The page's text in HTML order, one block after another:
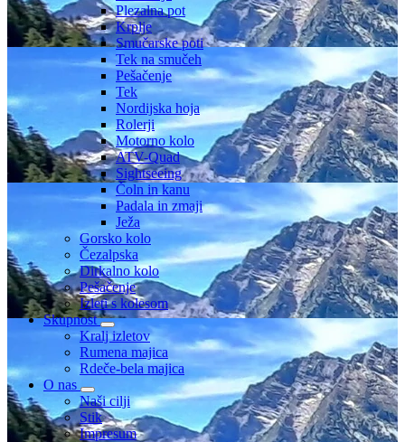
Plezalna pot
Krplje
Smučarske poti
Tek na smučeh
Pešačenje
Tek
Nordijska hoja
Rolerji
Motorno kolo
ATV-Quad
Sightseeing
Čoln in kanu
Padala in zmaji
Ježa
Gorsko kolo
Čezalpska
Dirkalno kolo
Pešačenje
Izleti s kolesom
Skupnost
Kralj izletov
Rumena majica
Rdeče-bela majica
O nas
Naši cilji
Stik
Impresum